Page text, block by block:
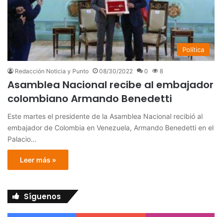
Política
Redacción Noticia y Punto 08/30/2022 0 8
Asamblea Nacional recibe al embajador
colombiano Armando Benedetti
Este martes el presidente de la Asamblea Nacional recibió al
embajador de Colombia en Venezuela, Armando Benedetti en el
Palacio…
Leer más »
Síguenos